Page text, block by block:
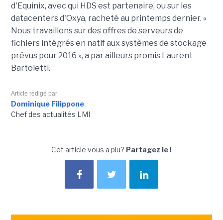
d'Equinix, avec qui HDS est partenaire, ou sur les
datacenters d'Oxya, racheté au printemps dernier. «
Nous travaillons sur des offres de serveurs de
fichiers intégrés en natif aux systèmes de stockage
prévus pour 2016 », a par ailleurs promis Laurent
Bartoletti.
Article rédigé par
Dominique Filippone
Chef des actualités LMI
Cet article vous a plu? Partagez le !